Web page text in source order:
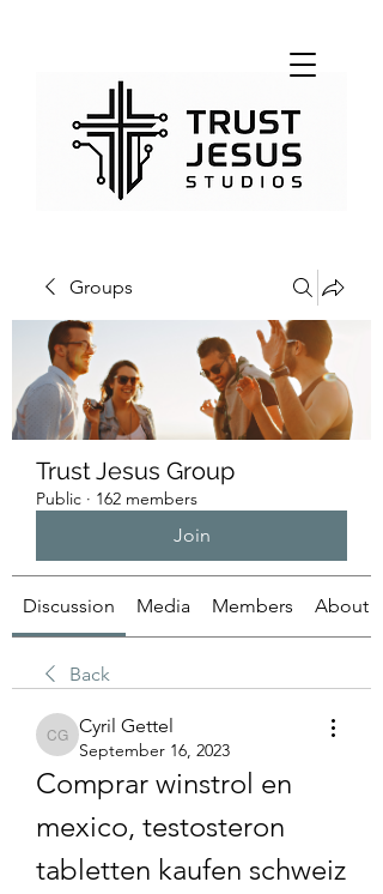
Groups
Trust Jesus Group
Public · 162 members
Join
Discussion Media Members About
Back
Cyril Gettel
Cyril Gettel
September 16, 2023
Comprar winstrol en
mexico, testosteron
tabletten kaufen schweiz